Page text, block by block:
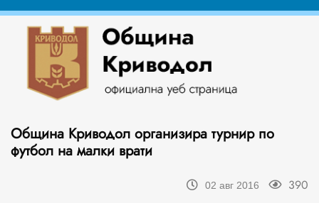
Община Криводол организира турнир по
футбол на малки врати
02 авг 2016 390